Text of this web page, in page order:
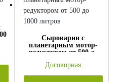
Сыроварни с
планетарным мотор-
редуктором от 500 до
Договорная